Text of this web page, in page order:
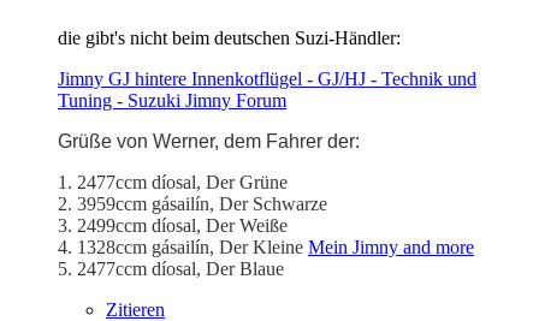
die gibt's nicht beim deutschen Suzi-Händler:
Jimny GJ hintere Innenkotflügel - GJ/HJ - Technik und
Tuning - Suzuki Jimny Forum
Grüße von Werner, dem Fahrer der:
1. 2477ccm díosal, Der Grüne
2. 3959ccm gásailín, Der Schwarze
3. 2499ccm díosal, Der Weiße
4. 1328ccm gásailín, Der Kleine Mein Jimny and more
5. 2477ccm díosal, Der Blaue
Zitieren